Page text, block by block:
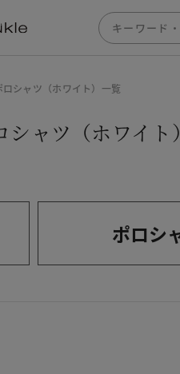
シャツ（ホワイト）一覧
シャツ（ホワイト
ポロシ